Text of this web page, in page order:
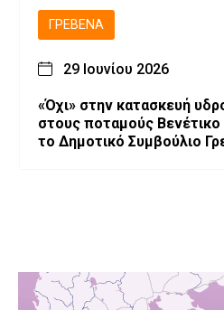
ΓΡΕΒΕΝΆ
29 Ιουνίου 2026
«Όχι» στην κατασκευή
στους ποταμούς Βενέτικο
το Δημοτικό Συμβούλιο